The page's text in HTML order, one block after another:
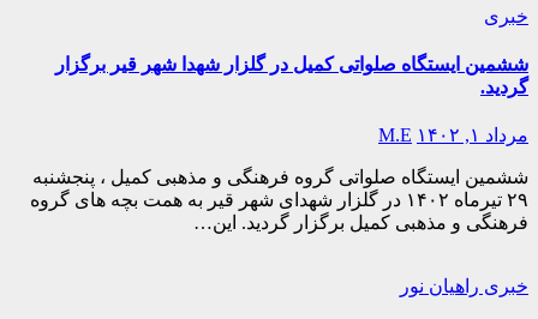
خبری
ششمین ایستگاه صلواتی کمیل در گلزار شهدا شهر قیر برگزار
گردید.
مرداد ۱, ۱۴۰۲ M.E
ششمین ایستگاه صلواتی گروه فرهنگی و مذهبی کمیل ، پنجشنبه
۲۹ تیرماه ۱۴۰۲ در گلزار شهدای شهر قیر به همت بچه های گروه
فرهنگی و مذهبی کمیل برگزار گردید. این…
خبری راهیان نور